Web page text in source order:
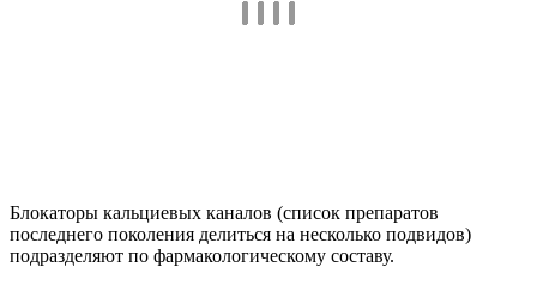
Блокаторы кальциевых каналов (список препаратов
последнего поколения делиться на несколько подвидов)
подразделяют по фармакологическому составу.